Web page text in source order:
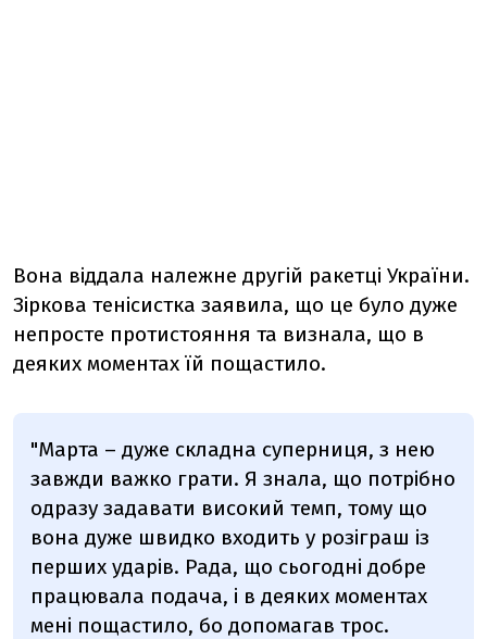
Вона віддала належне другій ракетці України.
Зіркова тенісистка заявила, що це було дуже
непросте протистояння та визнала, що в
деяких моментах їй пощастило.
"Марта – дуже складна суперниця, з нею
завжди важко грати. Я знала, що потрібно
одразу задавати високий темп, тому що
вона дуже швидко входить у розіграш із
перших ударів. Рада, що сьогодні добре
працювала подача, і в деяких моментах
мені пощастило, бо допомагав трос.